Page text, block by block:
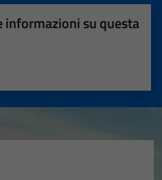
informazioni su questa
su 5
5